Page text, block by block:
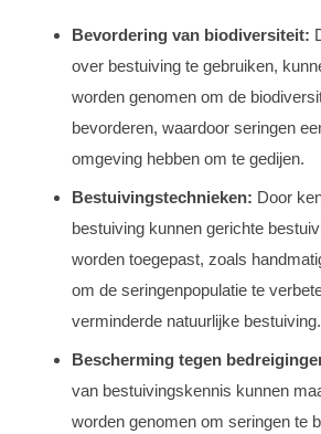
Bevordering van biodiversiteit:
over bestuiving te gebruiken,
worden genomen om de
bevorderen, waardoor seringen
omgeving hebben om te gedijen.
Bestuivingstechnieken: Door
bestuiving kunnen gerichte
worden toegepast, zoals
om de seringenpopulatie te
verminderde natuurlijke bestuiving.
Bescherming tegen
van bestuivingskennis kunnen
worden genomen om seringen te